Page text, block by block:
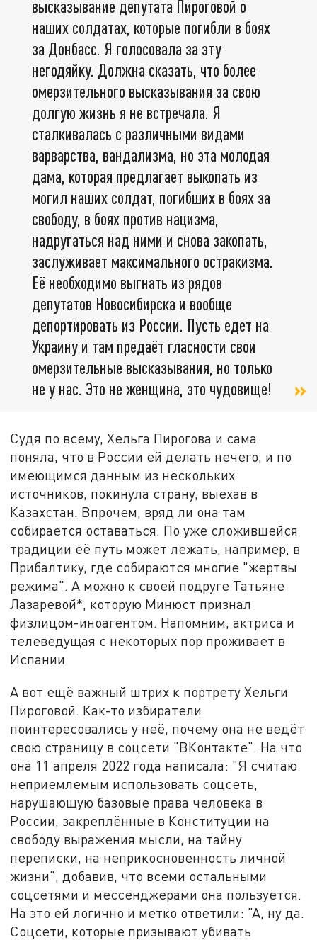
высказывание депутата Пироговой о
наших солдатах, которые погибли в боях
за Донбасс. Я голосовала за эту
негодяйку. Должна сказать, что более
омерзительного высказывания за свою
долгую жизнь я не встречала. Я
сталкивалась с различными видами
варварства, вандализма, но эта молодая
дама, которая предлагает выкопать из
могил наших солдат, погибших в боях за
свободу, в боях против нацизма,
надругаться над ними и снова закопать,
заслуживает максимального остракизма.
Её необходимо выгнать из рядов
депутатов Новосибирска и вообще
депортировать из России. Пусть едет на
Украину и там предаёт гласности свои
омерзительные высказывания, но только
не у нас. Это не женщина, это чудовище!
Судя по всему, Хельга Пирогова и сама
поняла, что в России ей делать нечего, и по
имеющимся данным из нескольких
источников, покинула страну, выехав в
Казахстан. Впрочем, вряд ли она там
собирается оставаться. По уже сложившейся
традиции её путь может лежать, например, в
Прибалтику, где собираются многие "жертвы
режима". А можно к своей подруге Татьяне
Лазаревой*, которую Минюст признал
физлицом-иноагентом. Напомним, актриса и
телеведущая с некоторых пор проживает в
Испании.
А вот ещё важный штрих к портрету Хельги
Пироговой. Как-то избиратели
поинтересовались у неё, почему она не ведёт
свою страницу в соцсети "ВКонтакте". На что
она 11 апреля 2022 года написала: "Я считаю
неприемлемым использовать соцсеть,
нарушающую базовые права человека в
России, закреплённые в Конституции на
свободу выражения мысли, на тайну
переписки, на неприкосновенность личной
жизни", добавив, что всеми остальными
соцсетями и мессенджерами она пользуется.
На это ей логично и метко ответили: "А, ну да.
Соцсети, которые призывают убивать